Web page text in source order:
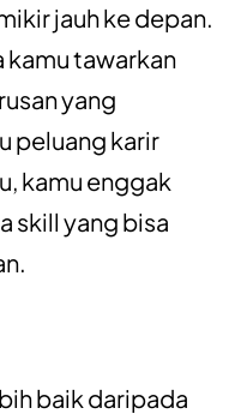
jauh ke depan.
kamu tawarkan
yang
peluang karir
kamu enggak
skill yang bisa
baik daripada